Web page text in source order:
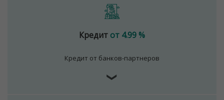
Кредит от 4.99 %
Кредит от банков-партнеров
❯